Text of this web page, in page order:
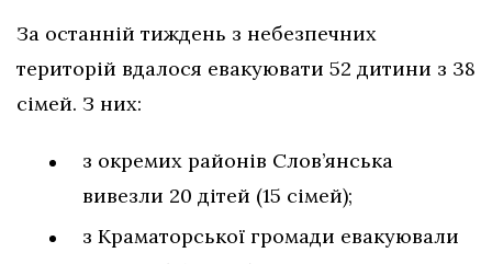
За останній тиждень з небезпечних
територій вдалося евакуювати 52 дитини з 38
сімей. З них:
з окремих районів Слов’янська
вивезли 20 дітей (15 сімей);
з Краматорської громади евакуювали